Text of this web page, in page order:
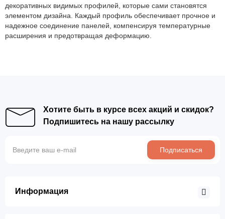
декоративных видимых профилей, которые сами становятся
элементом дизайна. Каждый профиль обеспечивает прочное и
надежное соединение панелей, компенсируя температурные
расширения и предотвращая деформацию.
Хотите быть в курсе всех акций и скидок?
Подпишитесь на нашу рассылку
Подписаться
Информация